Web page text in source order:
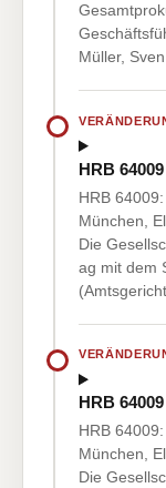
Müller,
HRB 64009
HRB
München,
Die
ag mit dem
HRB 64009
HRB
München,
Die